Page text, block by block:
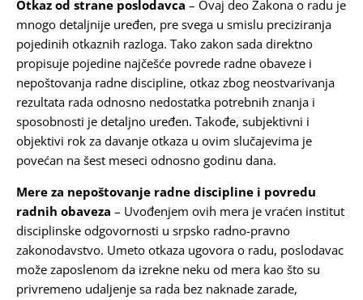
Otkaz od strane poslodavca – Ovaj deo Zakona o radu je
mnogo detaljnije uređen, pre svega u smislu preciziranja
pojedinih otkaznih razloga. Tako zakon sada direktno
propisuje pojedine najčešće povrede radne obaveze i
nepoštovanja radne discipline, otkaz zbog neostvarivanja
rezultata rada odnosno nedostatka potrebnih znanja i
sposobnosti je detaljno uređen. Takođe, subjektivni i
objektivi rok za davanje otkaza u ovim slučajevima je
povećan na šest meseci odnosno godinu dana.
Mere za nepoštovanje radne discipline i povredu
radnih obaveza – Uvođenjem ovih mera je vraćen institut
disciplinske odgovornosti u srpsko radno-pravno
zakonodavstvo. Umeto otkaza ugovora o radu, poslodavac
može zaposlenom da izrekne neku od mera kao što su
privremeno udaljenje sa rada bez naknade zarade,